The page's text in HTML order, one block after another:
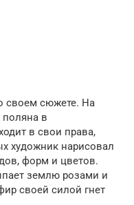
своем сюжете. На
в
в свои права,
художник нарисовал
форм и цветов.
землю розами и
своей силой гнет